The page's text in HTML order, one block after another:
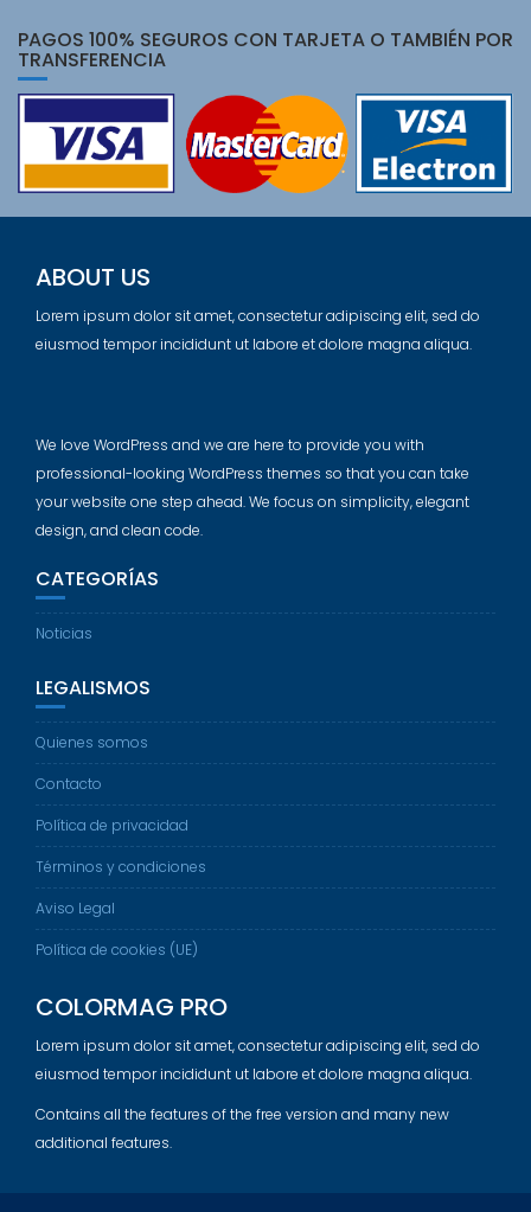
PAGOS 100% SEGUROS CON TARJETA O TAMBIÉN POR
TRANSFERENCIA
ABOUT US
Lorem ipsum dolor sit amet, consectetur adipiscing elit, sed do
eiusmod tempor incididunt ut labore et dolore magna aliqua.
We love WordPress and we are here to provide you with
professional-looking WordPress themes so that you can take
your website one step ahead. We focus on simplicity, elegant
design, and clean code.
CATEGORÍAS
Noticias
LEGALISMOS
Quienes somos
Contacto
Política de privacidad
Términos y condiciones
Aviso Legal
Política de cookies (UE)
COLORMAG PRO
Lorem ipsum dolor sit amet, consectetur adipiscing elit, sed do
eiusmod tempor incididunt ut labore et dolore magna aliqua.
Contains all the features of the free version and many new
additional features.